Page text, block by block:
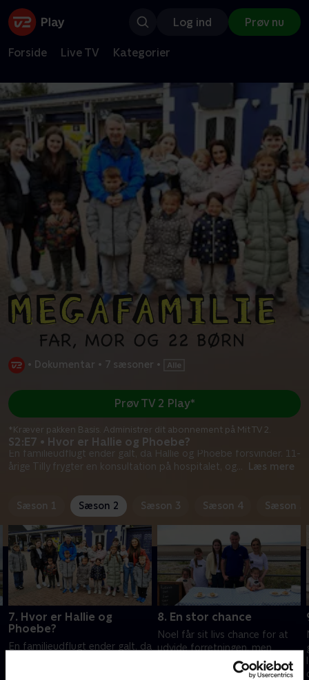
Log ind Prøv nu
Forside Live TV Kategorier
• Dokumentar • 7 sæsoner •
S2:E7 • Hvor er Hallie og Phoebe?
En familieudflugt ender galt, da Hallie og Phoebe forsvinder. 11-
årige Tilly frygter en konsultation på hospitalet, og
Læs mere
Prøv TV 2 Play*
*Kræver pakken Basis. Administrer dit abonnement på Mit TV 2.
Sæson 1 Sæson 2 Sæson 3 Sæson 4 Sæson 5
7. Hvor er Hallie og
Phoebe?
En familieudflugt ender galt, da
8. En stor chance
Noel får sit livs chance for at
udvide forretningen, men
holder nerverne, når han skal
møde en potentiel kunde? Sue